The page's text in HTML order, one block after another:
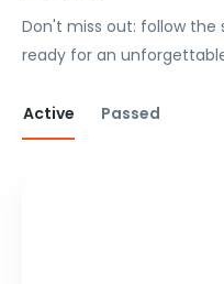
Don't miss out: follow
ready for an
Active Passed